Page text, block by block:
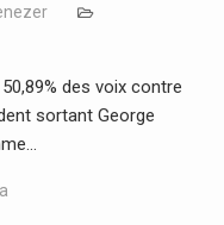
des voix contre
sortant George